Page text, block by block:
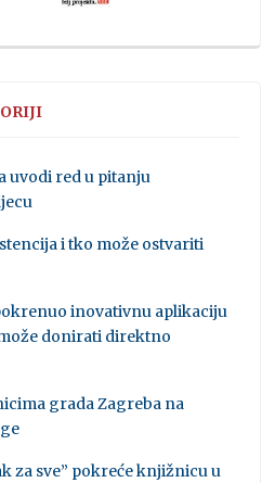
uvodi red u pitanju
i tko može ostvariti
inovativnu aplikaciju
donirati direktno
grada Zagreba na
za sve” pokreće knjižnicu u